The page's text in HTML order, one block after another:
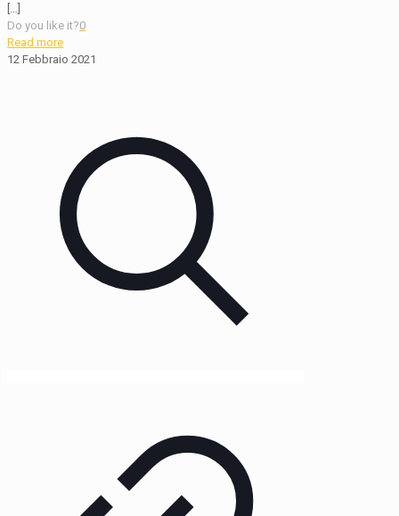
[…]
Do you like it?0
Read more
12 Febbraio 2021